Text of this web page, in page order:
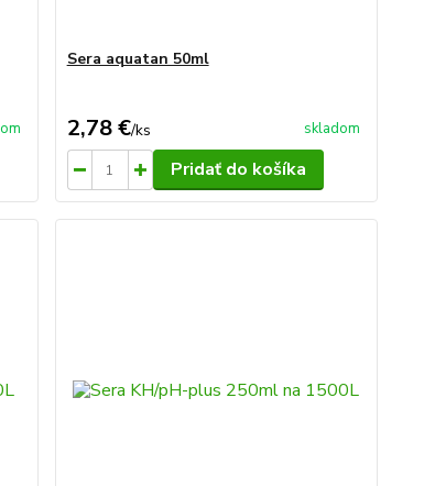
Sera aquatan 50ml
2,78 €/ks skladom
Pridať do košíka